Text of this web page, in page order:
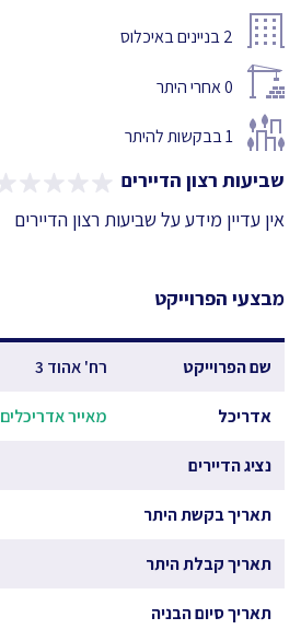
2בניינים באיכלוס
0אחרי היתר
1בבקשות להיתר
שביעות רצון הדיירים
אין עדיין מידע על שביעות רצון הדיירים
מבצעי הפרוייקט
שם הפרוייקט רח' אהוד 3
אדריכל מאייר אדריכלים
נציג הדיירים
תאריך בקשת היתר
תאריך קבלת היתר
תאריך סיום הבניה